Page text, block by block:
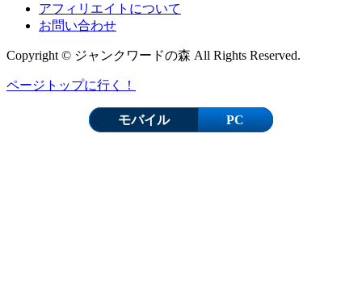
アフィリエイトについて
お問い合わせ
Copyright © ジャンクワードの森 All Rights Reserved.
ページトップに行く！
モバイル PC